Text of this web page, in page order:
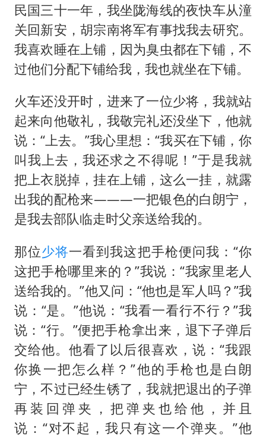
民国三十一年，我坐陇海线的夜快车从潼
关回新安，胡宗南将军有事找我去研究。
我喜欢睡在上铺，因为臭虫都在下铺，不
过他们分配下铺给我，我也就坐在下铺。
火车还没开时，进来了一位少将，我就站
起来向他敬礼，我敬完礼还没坐下，他就
说：“上去。”我心里想：“我买在下铺，你
叫我上去，我还求之不得呢！”于是我就
把上衣脱掉，挂在上铺，这么一挂，就露
出我的配枪来———一把银色的白朗宁，
是我去部队临走时父亲送给我的。
那位少将一看到我这把手枪便问我：“你
这把手枪哪里来的？”我说：“我家里老人
送给我的。”他又问：“他也是军人吗？”我
说：“是。”他说：“我看一看行不行？”我
说：“行。”便把手枪拿出来，退下子弹后
交给他。他看了以后很喜欢，说：“我跟
你换一把怎么样？”他的手枪也是白朗
宁，不过已经生锈了，我就把退出的子弹
再装回弹夹，把弹夹也给他，并且
说：“对不起，我只有这一个弹夹。”他